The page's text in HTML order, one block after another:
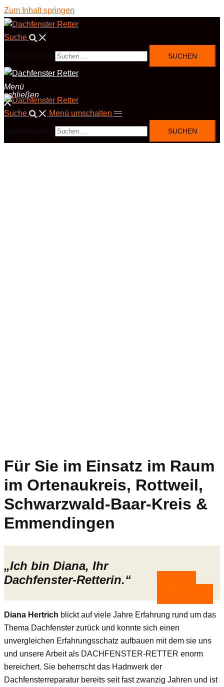
Zum Inhalt springen
Suche
Menü
schließen
Suche Menü umschalten
Für Sie im Einsatz im Raum
im Ortenaukreis, Rottweil,
Schwarzwald-Baar-Kreis &
Emmendingen
„Ich bin Diana, Ihr
Dachfenster-Retterin.“
Diana Hertrich blickt auf viele Jahre Erfahrung rund um das
Thema Dachfenster zurück und konnte sich einen
unvergleichen Erfahrungsschatz aufbauen mit dem sie uns
und unsere Arbeit als DACHFENSTER-RETTER enorm
bereichert. Sie beherrscht das Hadnwerk der
Dachfensterreparatur bereits seit fast zwanzig Jahren und ist